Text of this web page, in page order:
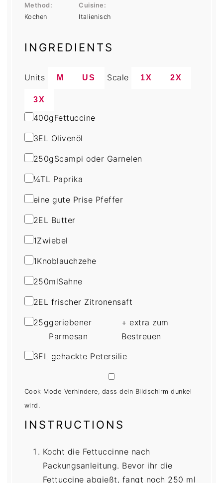
Method:
Kochen
Cuisine:
Italienisch
INGREDIENTS
Units M US Scale 1X 2X
3X
400gFettuccine
3EL Olivenöl
250gScampi oder Garnelen
¼TL Paprika
eine gute Prise Pfeffer
2EL Butter
1Zwiebel
1Knoblauchzehe
250mlSahne
2EL frischer Zitronensaft
25ggeriebener
Parmesan
+ extra zum
Bestreuen
3EL gehackte Petersilie
Cook Mode Verhindere, dass dein Bildschirm dunkel
wird.
INSTRUCTIONS
Kocht die Fettuccinne nach
Packungsanleitung. Bevor ihr die
Fettuccine abgießt, fangt noch 250 ml